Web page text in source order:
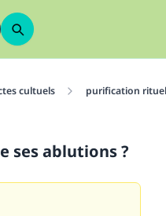
cultuels purification
ses ablutions ?